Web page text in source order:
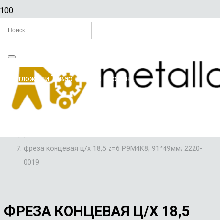
Вы отложилиТоварв свою корзину.
Главная
/
ФРЕЗЫ
фреза концевая ц/х 18,5 z=6 Р9М4К8; 91*49мм; 2220-
0019
ФРЕЗА КОНЦЕВАЯ Ц/Х 18,5